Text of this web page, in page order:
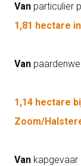
Van particulier
1,81 hectare
Van
1,14 hectare
Zoom/
Van kapgevaar